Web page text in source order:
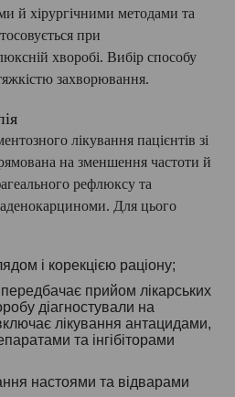
й хірургічними методами та
при
хворобі. Вибір способу
захворювання.
лікування пацієнтів зі
на зменшення частоти й
рефлюксу та
Для цього
і корекцією раціону;
прийом лікарських
діагностували на
лікування антацидами,
та інгібіторами
настоями та відварами